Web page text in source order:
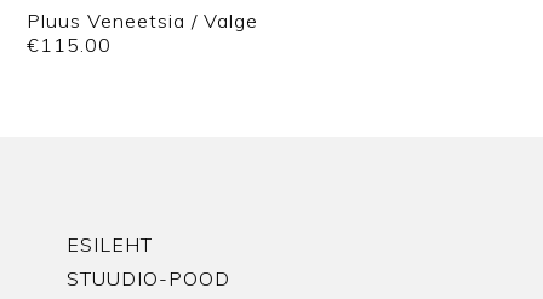
Pluus Veneetsia / Valge
€115.00
ESILEHT
STUUDIO-POOD